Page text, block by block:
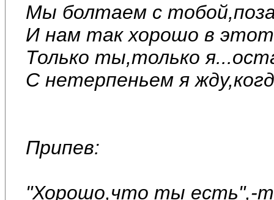
Мы болтаем с
И нам так хорошо в этот
Только ты,только
С нетерпеньем я
Припев:
"Хорошо,что ты есть",-